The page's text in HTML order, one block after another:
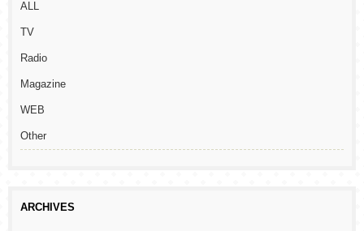
ALL
TV
Radio
Magazine
WEB
Other
ARCHIVES